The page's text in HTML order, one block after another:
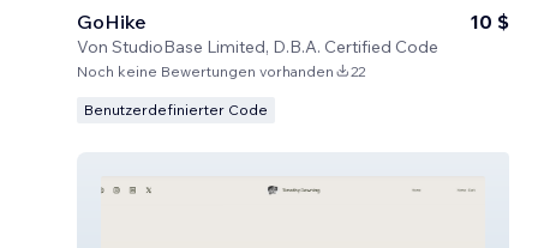
GoHike
Von StudioBase Limited, D.B.A. Certified Code
10 $
Noch keine Bewertungen vorhanden 22
Benutzerdefinierter Code